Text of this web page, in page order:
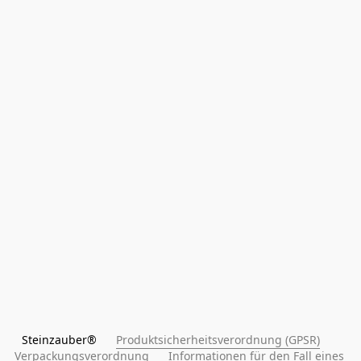
Steinzauber® Produktsicherheitsverordnung (GPSR)
Verpackungsverordnung
Informationen für den Fall eines